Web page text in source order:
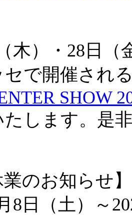
木）・28日（
セで開催され
SHOW
たします。是
業のお知らせ】
8日（土）～